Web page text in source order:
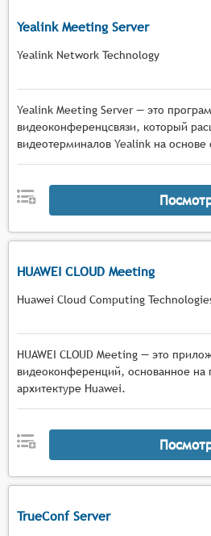
Yealink Meeting Server
Yealink Network Technology
Yealink Meeting Server — это
видеоконференцсвязи, который
видеотерминалов Yealink на основе
HUAWEI CLOUD Meeting
Huawei Cloud Computing
HUAWEI CLOUD Meeting — это
видеоконференций, основанное на
архитектуре Huawei.
TrueConf Server